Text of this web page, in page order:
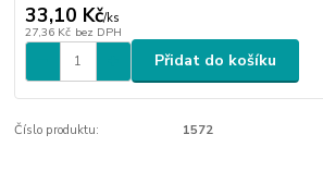
33,10 Kč/ks
27,36 Kč bez DPH
Přidat do košíku
Číslo produktu: 1572